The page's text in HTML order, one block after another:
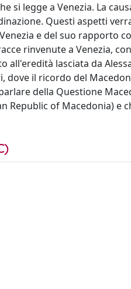
si legge a Venezia. La
Questi aspetti
e del suo rapporto
rinvenute a Venezia,
all'eredità lasciata da
il ricordo del
della Questione
Republic of Macedonia) e